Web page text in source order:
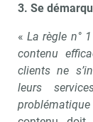
3. Se
«La règle n°
contenu
clients ne
leurs
problématique